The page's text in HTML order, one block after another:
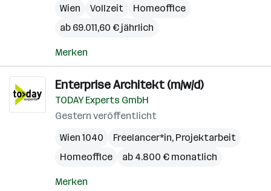
Wien
Vollzeit
Homeoffice
ab 69.011,60 € jährlich
Merken
Enterprise Architekt (m/w/d)
TODAY Experts GmbH
Gestern veröffentlicht
Wien 1040
Freelancer*in, Projektarbeit
Homeoffice
ab 4.800 € monatlich
Merken